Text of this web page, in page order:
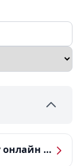
Срочный микрозайм на карту онлайн — получить деньги за 5 минут